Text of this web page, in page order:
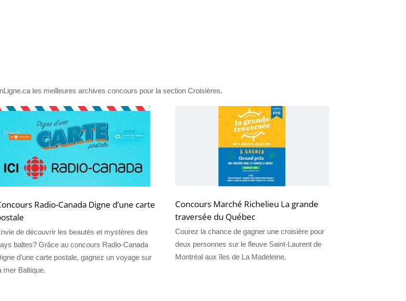
les meilleures archives concours pour la section Croisières.
Radio-Canada Digne d’une carte
de découvrir les beautés et mystères des
baltes? Grâce au concours Radio-Canada
d’une carte postale, gagnez un voyage sur
mer Baltique.
Concours Marché Richelieu La grande
traversée du Québec
Courez la chance de gagner une croisière pour
deux personnes sur le fleuve Saint-Laurent de
Montréal aux îles de La Madeleine.